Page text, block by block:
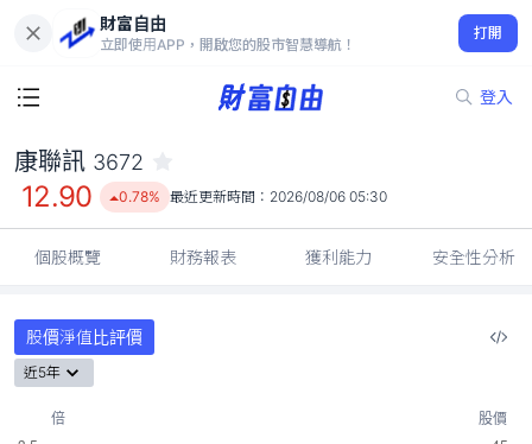
財富自由
立即使用APP，開啟您的股市智慧導航！
打開
登入
12.90
0.78%
康聯訊 3672
12.90 0.78% 最近更新時間： 2026/08/06 05:30
個股概覽 財務報表 獲利能力 安全性分析
股價淨值比評價
近5年